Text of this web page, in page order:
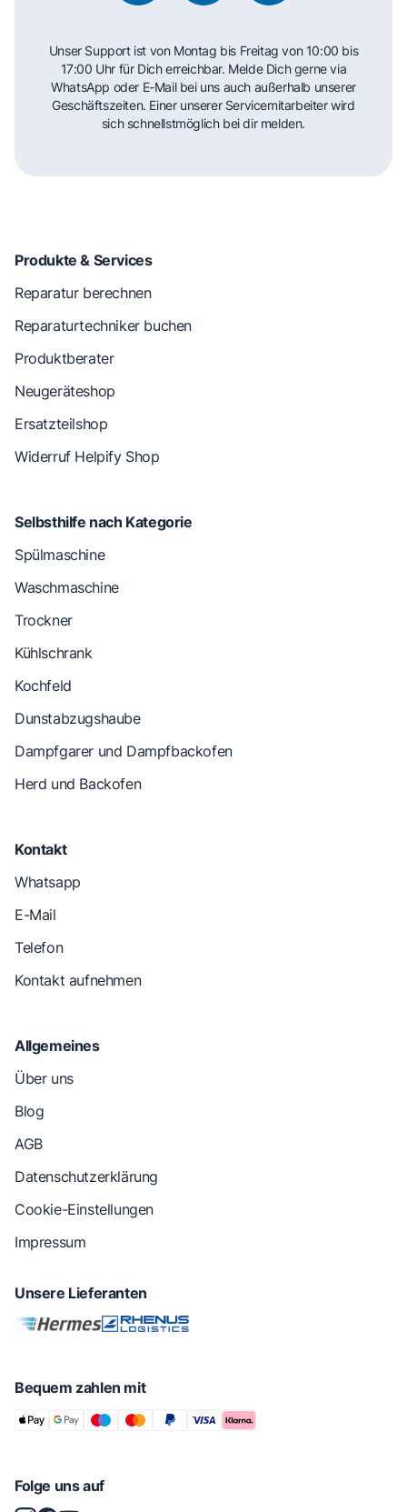
Unser Support ist von Montag bis Freitag von 10:00 bis
17:00 Uhr für Dich erreichbar. Melde Dich gerne via
WhatsApp oder E-Mail bei uns auch außerhalb unserer
Geschäftszeiten. Einer unserer Servicemitarbeiter wird
sich schnellstmöglich bei dir melden.
Produkte & Services
Reparatur berechnen
Reparaturtechniker buchen
Produktberater
Neugeräteshop
Ersatzteilshop
Widerruf Helpify Shop
Selbsthilfe nach Kategorie
Spülmaschine
Waschmaschine
Trockner
Kühlschrank
Kochfeld
Dunstabzugshaube
Dampfgarer und Dampfbackofen
Herd und Backofen
Kontakt
Whatsapp
E-Mail
Telefon
Kontakt aufnehmen
Allgemeines
Über uns
Blog
AGB
Datenschutzerklärung
Cookie-Einstellungen
Impressum
Unsere Lieferanten
Bequem zahlen mit
Folge uns auf